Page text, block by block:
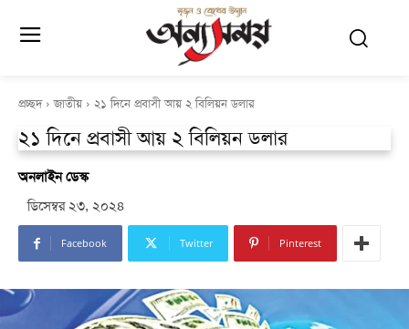
প্রচ্ছদ জাতীয় ২১ দিনে প্রবাসী আয় ২ বিলিয়ন ডলার
২১ দিনে প্রবাসী আয় ২ বিলিয়ন ডলার
অনলাইন ডেস্ক
ডিসেম্বর ২৩, ২০২৪
Facebook Twitter Pinterest